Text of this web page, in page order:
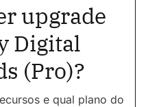
upgrade
Digital
(Pro)?
e qual plano do